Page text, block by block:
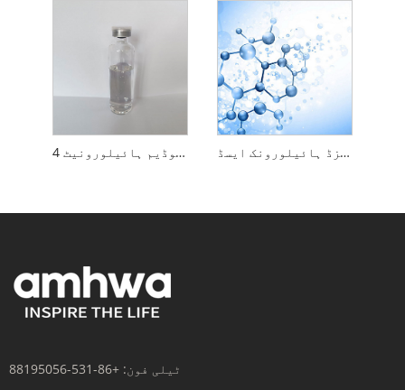
4 ڈی سوڈیم ہائیلورونیٹ ہائیڈرولائزڈ ہائیلورونک ایسڈ
ٹیلی فون: +86-531-88195056